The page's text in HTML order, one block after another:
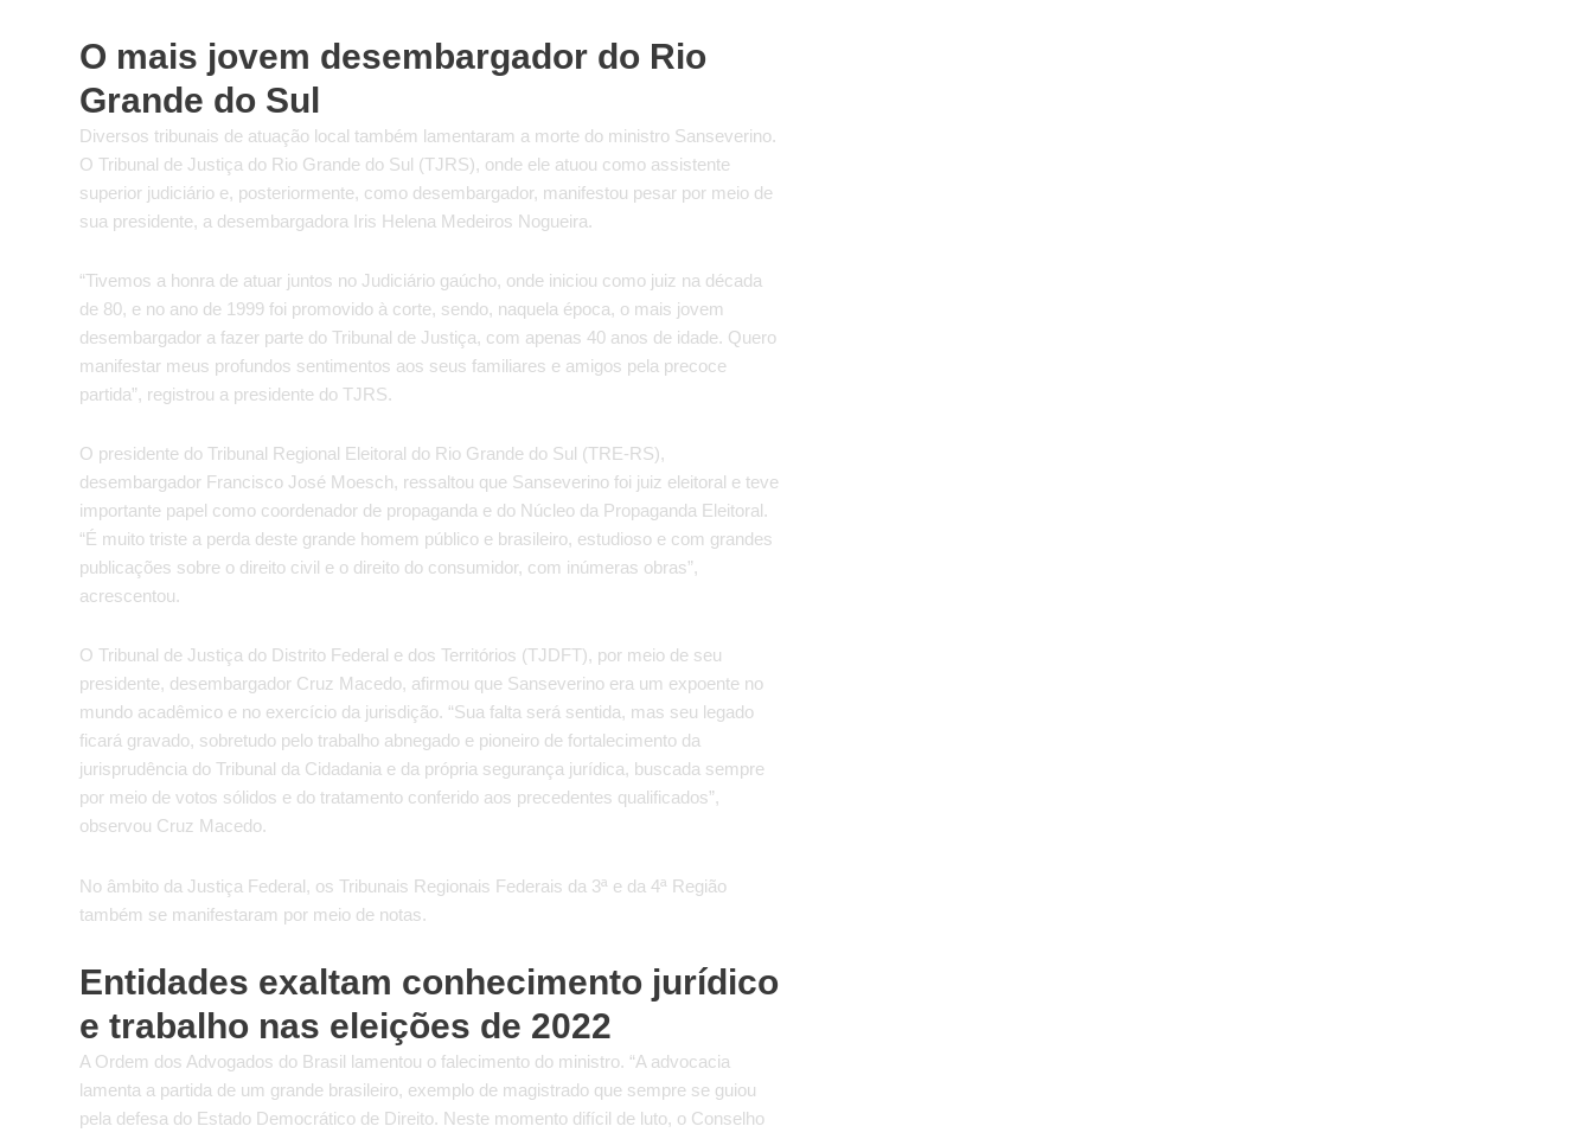
O mais jovem desembargador do Rio
Grande do Sul
Diversos tribunais de atuação local também lamentaram a morte do ministro Sanseverino.
O Tribunal de Justiça do Rio Grande do Sul (TJRS), onde ele atuou como assistente
superior judiciário e, posteriormente, como desembargador, manifestou pesar por meio de
sua presidente, a desembargadora Iris Helena Medeiros Nogueira.
“Tivemos a honra de atuar juntos no Judiciário gaúcho, onde iniciou como juiz na década
de 80, e no ano de 1999 foi promovido à corte, sendo, naquela época, o mais jovem
desembargador a fazer parte do Tribunal de Justiça, com apenas 40 anos de idade. Quero
manifestar meus profundos sentimentos aos seus familiares e amigos pela precoce
partida”, registrou a presidente do TJRS.
O presidente do Tribunal Regional Eleitoral do Rio Grande do Sul (TRE-RS),
desembargador Francisco José Moesch, ressaltou que Sanseverino foi juiz eleitoral e teve
importante papel como coordenador de propaganda e do Núcleo da Propaganda Eleitoral.
“É muito triste a perda deste grande homem público e brasileiro, estudioso e com grandes
publicações sobre o direito civil e o direito do consumidor, com inúmeras obras”,
acrescentou.
O Tribunal de Justiça do Distrito Federal e dos Territórios (TJDFT), por meio de seu
presidente, desembargador Cruz Macedo, afirmou que Sanseverino era um expoente no
mundo acadêmico e no exercício da jurisdição. “Sua falta será sentida, mas seu legado
ficará gravado, sobretudo pelo trabalho abnegado e pioneiro de fortalecimento da
jurisprudência do Tribunal da Cidadania e da própria segurança jurídica, buscada sempre
por meio de votos sólidos e do tratamento conferido aos precedentes qualificados”,
observou Cruz Macedo.
No âmbito da Justiça Federal, os Tribunais Regionais Federais da 3ª e da 4ª Região
também se manifestaram por meio de notas.
Entidades exaltam conhecimento jurídico
e trabalho nas eleições de 2022
A Ordem dos Advogados do Brasil lamentou o falecimento do ministro. “A advocacia
lamenta a partida de um grande brasileiro, exemplo de magistrado que sempre se guiou
pela defesa do Estado Democrático de Direito. Neste momento difícil de luto, o Conselho